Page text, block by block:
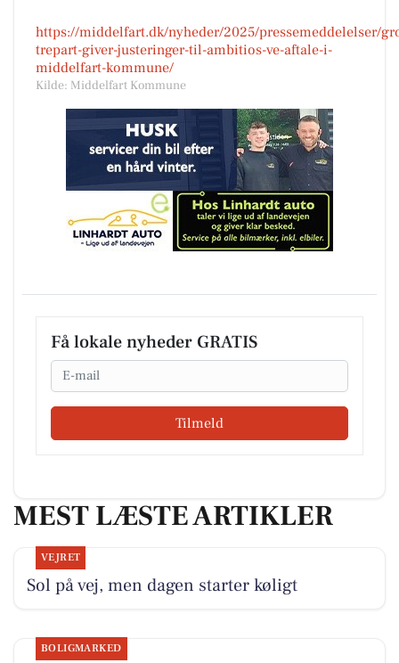
https://middelfart.dk/nyheder/2025/pressemeddelelser/
trepart-giver-justeringer-til-ambitios-ve-aftale-i-
middelfart-kommune/
Kilde: Middelfart Kommune
Få lokale nyheder GRATIS
Email
Tilmeld
MEST LÆSTE ARTIKLER
VEJRET
Sol på vej, men dagen starter køligt
BOLIGMARKED